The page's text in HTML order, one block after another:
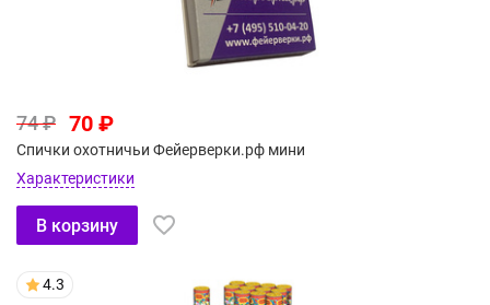
74 ₽ 70 ₽
Спички охотничьи Фейерверки.рф мини
Характеристики
В корзину
4.3